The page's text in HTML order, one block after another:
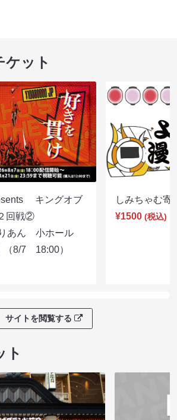
ケット
キングオブ
２回戦②
りあん 小ホール
（8/7 18:00）
しみちゃむ
¥1500 (税込)
サイトを閲覧する
ト